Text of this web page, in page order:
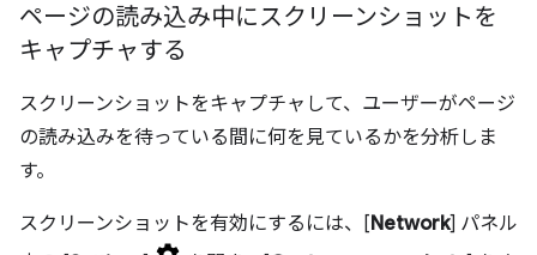
ページの読み込み中にスクリーンショットを
キャプチャする
スクリーンショットをキャプチャして、ユーザーがページ
の読み込みを待っている間に何を見ているかを分析しま
す。
スクリーンショットを有効にするには、[Network] パネル